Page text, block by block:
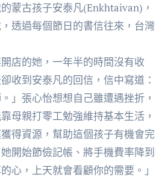
蒙古孩子安泰凡(Enkhtaivan)，
透過每個節日的書信往來，台灣
店的她，一年半的時間沒有收
收到安泰凡的回信，信中寫道：
」張心怡想想自己雖遭遇挫折，
母親打零工勉強維持基本生活，
得資源，幫助這個孩子有機會完
開始節儉記帳、將手機費率降到
心，上天就會看顧你的需要。」